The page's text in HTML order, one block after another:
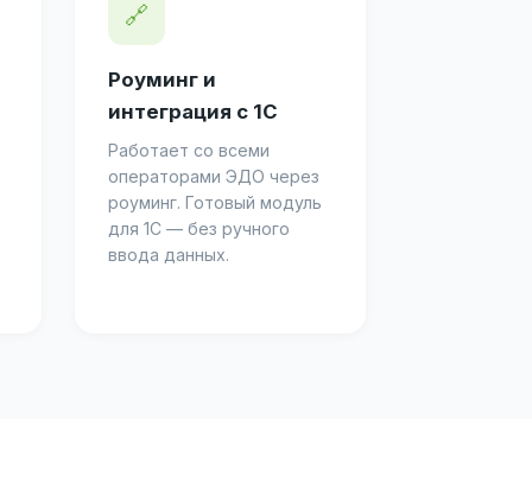
🔗
Роуминг и
интеграция с 1С
Работает со всеми
операторами ЭДО через
роуминг. Готовый модуль
для 1С — без ручного
ввода данных.